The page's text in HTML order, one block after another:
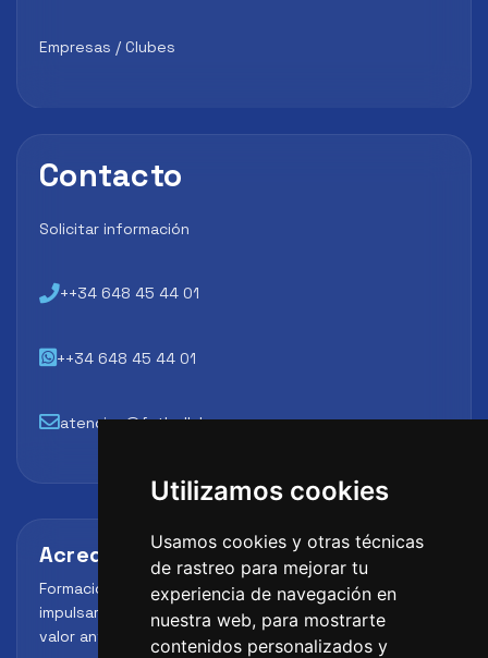
Utilizamos cookies
Usamos cookies y otras técnicas
de rastreo para mejorar tu
experiencia de navegación en
nuestra web, para mostrarte
contenidos personalizados y
Empresas / Clubes
Contacto
Solicitar información
++34 648 45 44 01
++34 648 45 44 01
atencion@futbollab.com
Acreditaciones y alianzas
Formación, metodología y reconocimiento para
impulsar el perfil profesional del alumno y reforzar su
valor ante clubes, academias y entidades deportivas.